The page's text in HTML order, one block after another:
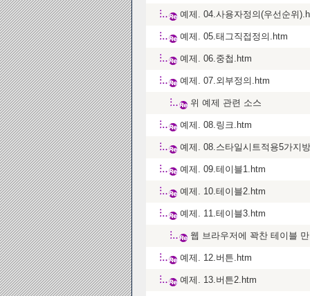
예제. 04.사용자정의(우선순위
예제. 05.태그직접정의.htm
예제. 06.중첩.htm
예제. 07.외부정의.htm
위 예제 관련 소스
예제. 08.링크.htm
예제. 08.스타일시트적용5가지
예제. 09.테이블1.htm
예제. 10.테이블2.htm
예제. 11.테이블3.htm
웹 브라우저에 꽉찬 테이블
예제. 12.버튼.htm
예제. 13.버튼2.htm